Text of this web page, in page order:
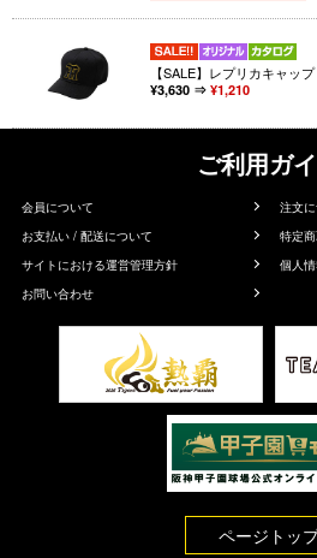
【SALE】レプリカキャップ
¥3,630 ⇒ ¥1,210
ご利用ガ
会員について
注文
お支払い / 配送について
特定
サイトにおける運営管理方針
個人
お問い合わせ
ページトッ